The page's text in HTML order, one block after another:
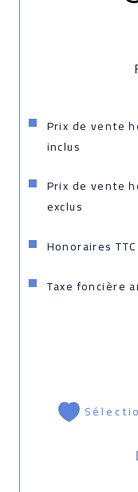
Prix de vente
inclus
Prix de vente
exclus
Honoraires
Taxe foncière